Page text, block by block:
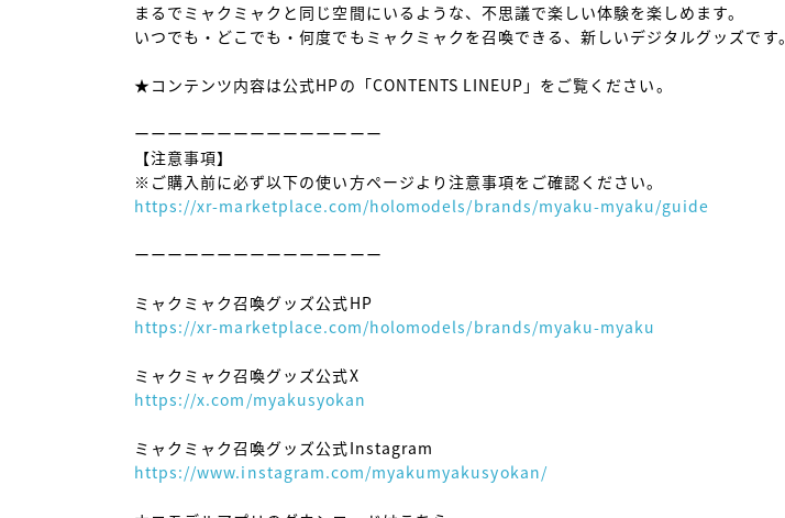
まるでミャクミャクと同じ空間にいるような、不思議で楽しい体験を楽しめます。
いつでも・どこでも・何度でもミャクミャクを召喚できる、新しいデジタルグッズです。
★コンテンツ内容は公式HPの「CONTENTS LINEUP」をご覧ください。
ーーーーーーーーーーーーーーー
【注意事項】
https://xr-marketplace.com/holomodels/brands/myaku-myaku/guide
ーーーーーーーーーーーーーーー
https://xr-marketplace.com/holomodels/brands/myaku-myaku
https://x.com/myakusyokan
https://www.instagram.com/myakumyakusyokan/